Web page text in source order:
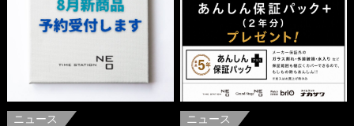
ニュース ニュース